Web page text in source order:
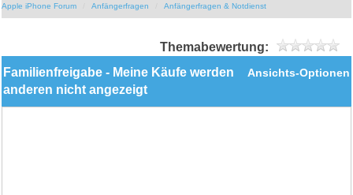
Apple iPhone Forum Anfängerfragen Anfängerfragen & Notdienst
Themabewertung:
Ansichts-Optionen
Familienfreigabe - Meine Käufe werden
anderen nicht angezeigt